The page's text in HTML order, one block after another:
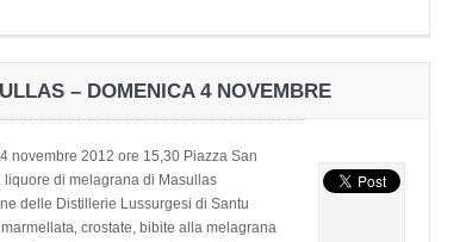
– DOMENICA 4 NOVEMBRE
novembre 2012 ore 15,30 Piazza San
liquore di melagrana di Masullas
delle Distillerie Lussurgesi di Santu
crostate, bibite alla melagrana